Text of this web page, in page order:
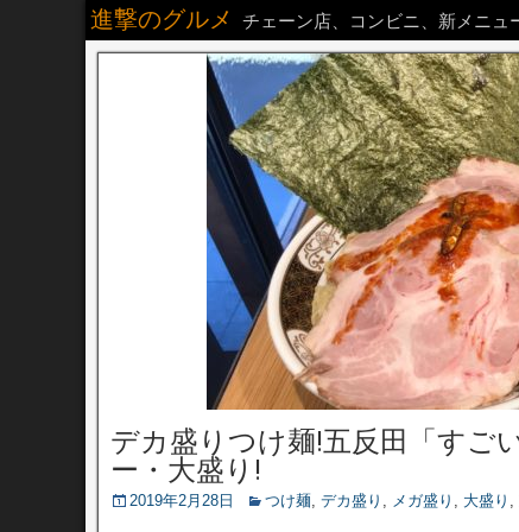
進撃のグルメ チェーン店、コンビニ、新メニュ
デカ盛りつけ麺!五反田「すご
ー・大盛り!
2019年2月28日 つけ麺, デカ盛り , メガ盛り , 大盛り ,